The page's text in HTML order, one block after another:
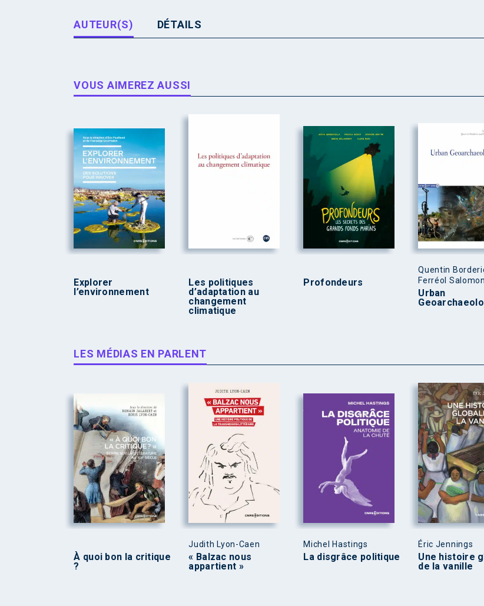
AUTEUR(S) DÉTAILS
VOUS AIMEREZ AUSSI
Explorer
l’environnement
Les politiques
d’adaptation au
changement
climatique
Profondeurs
Quentin
Ferréol Salomon
Urban
LES MÉDIAS EN PARLENT
À quoi bon la critique
?
Judith Lyon-Caen
« Balzac nous
appartient »
Michel Hastings
La disgrâce politique
Éric Jennings
Une histoire
de la vanille